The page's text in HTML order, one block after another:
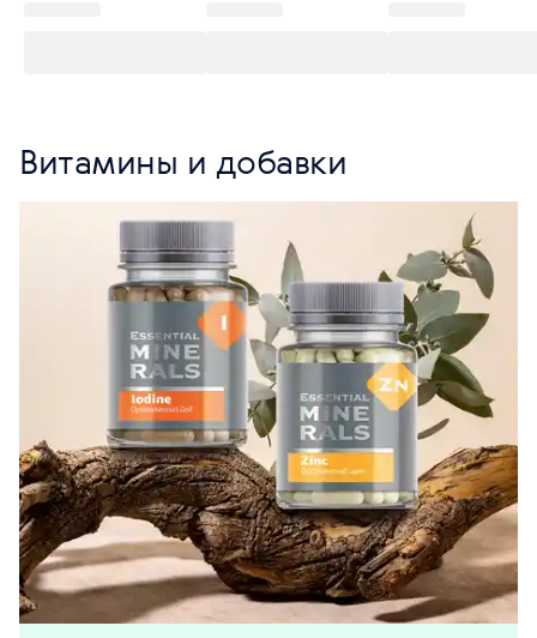
Витамины и добавки